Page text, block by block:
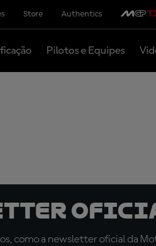
Store Authentics
Pilotos e Equipes
como a newsletter oficial da